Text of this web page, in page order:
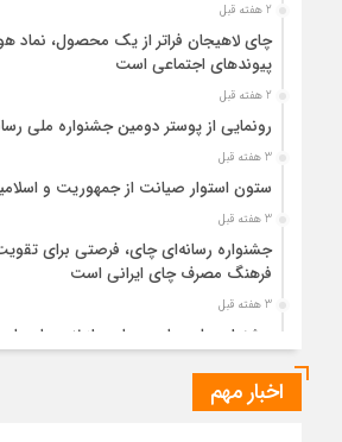
2 هفته قبل
چای لاهیجان فراتر از یک محصول، نماد
پیوندهای اجتماعی است
2 هفته قبل
رونمایی از پوستر دومین جشنواره ملی
3 هفته قبل
ستون استوار صیانت از جمهوریت و
3 هفته قبل
جشنواره رسانه‌ای چای، فرصتی برای
فرهنگ مصرف چای ایرانی است
3 هفته قبل
جشنواره ملی چای، حمایت از لاهیجان یا
4 هفته قبل
اخبار مهم